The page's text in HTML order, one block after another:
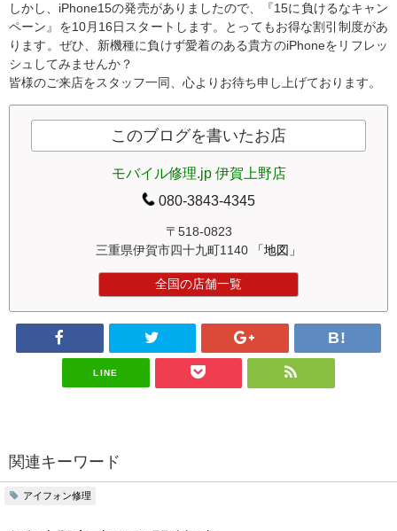
しかし、iPhone15の発売がありましたので、『15に負けるなキャン
ペーン』を10月16日スタートします。とってもお得な割引制度があ
ります。ぜひ、新機種に負けず愛着のある貴方のiPhoneをリフレッ
シュしてみませんか？
皆様のご来店をスタッフ一同、心よりお待ち申し上げております。
このブログを書いたお店
モバイル修理.jp 伊賀上野店
080-3843-4345
〒518-0823
三重県伊賀市四十九町1140
「地図」
全国の店舗一覧
LINE
関連キーワード
アイフォン修理